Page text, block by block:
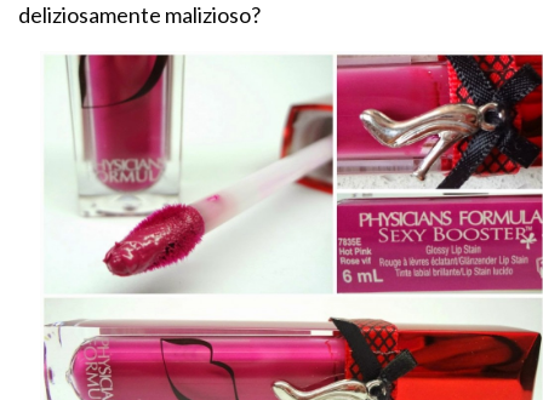
deliziosamente malizioso?